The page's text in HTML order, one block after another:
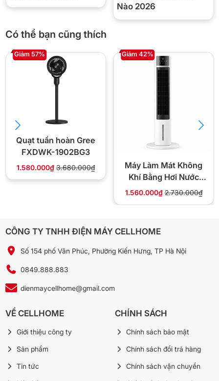
Nào 2026
Có thể bạn cũng thích
Giảm 57%
Quạt tuần hoàn Gree
FXDWK-1902BG3
1.580.000₫ 3.680.000₫
Giảm 42%
Máy Làm Mát Không
Khí Bằng Hơi Nước
Haatz HBC350
1.560.000₫ 2.730.000₫
CÔNG TY TNHH ĐIỆN MÁY CELLHOME
Số 154 phố Văn Phúc, Phường Kiến Hưng, TP Hà Nội
0849.888.883
dienmaycellhome@gmail.com
VỀ CELLHOME
Giới thiệu công ty
Sản phẩm
Tin tức
CHÍNH SÁCH
Chính sách bảo mật
Chính sách đổi trả hàng
Chính sách vận chuyển